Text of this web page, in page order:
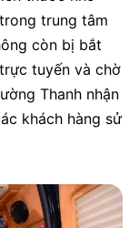
trung tâm
còn bị bắt
tuyến và chờ
Thanh nhận
khách hàng sử